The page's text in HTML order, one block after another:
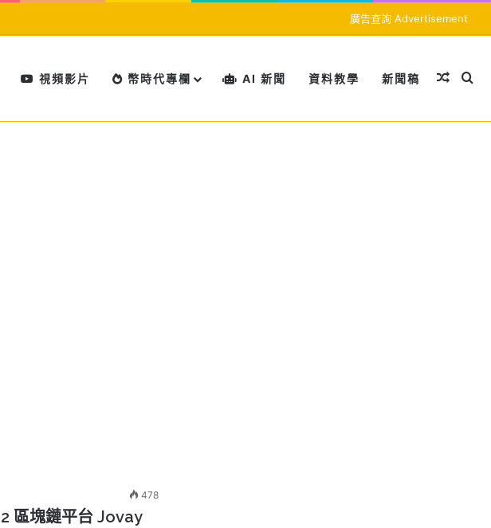
廣告查詢 Advertisement
視頻影片 幣時代專欄 AI 新聞 資料教學 新聞稿 隨機文
搜
478
區塊鏈平台 Jovay